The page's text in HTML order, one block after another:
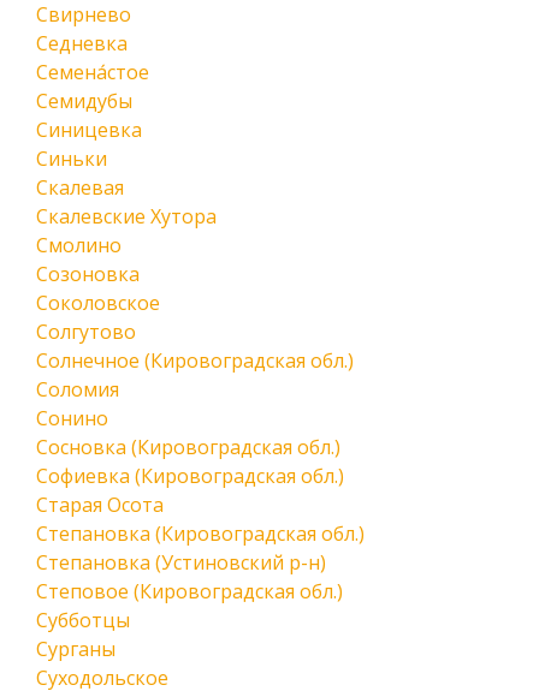
Свирнево
Седневка
Семена́стое
Семидубы
Синицевка
Синьки
Скалевая
Скалевские Хутора
Смолино
Созоновка
Соколовское
Солгутово
Солнечное (Кировоградская обл.)
Соломия
Сонино
Сосновка (Кировоградская обл.)
Софиевка (Кировоградская обл.)
Старая Осота
Степановка (Кировоградская обл.)
Степановка (Устиновский р-н)
Степовое (Кировоградская обл.)
Субботцы
Сурганы
Суходольское